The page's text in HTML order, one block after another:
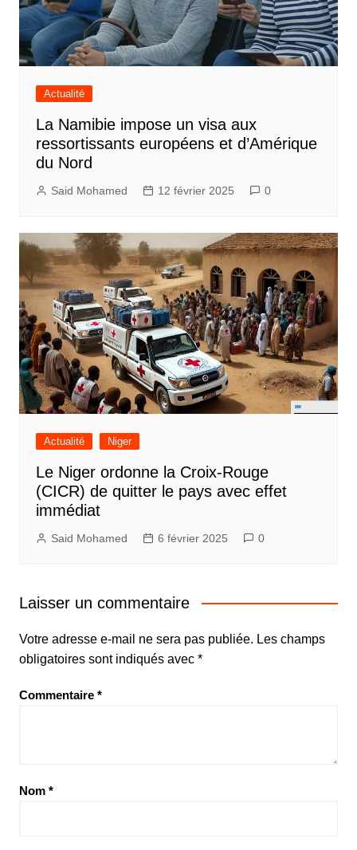
Actualité
La Namibie impose un visa aux
ressortissants européens et d’Amérique
du Nord
Said Mohamed 12 février 2025 0
Actualité Niger
Le Niger ordonne la Croix-Rouge
(CICR) de quitter le pays avec effet
immédiat
Said Mohamed 6 février 2025 0
Laisser un commentaire
Votre adresse e-mail ne sera pas publiée. Les champs
obligatoires sont indiqués avec *
Commentaire *
Nom *